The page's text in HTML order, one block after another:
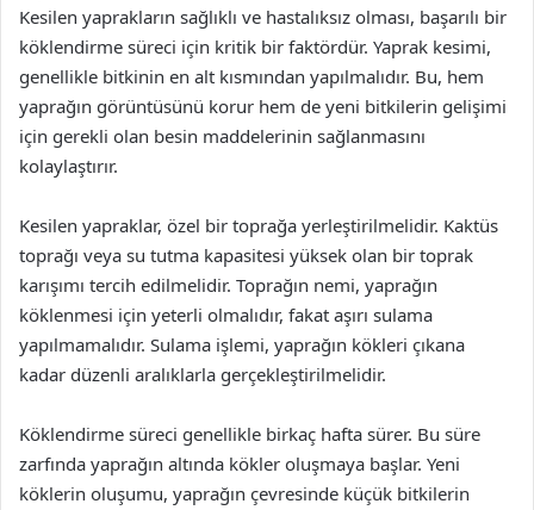
Kesilen yaprakların sağlıklı ve hastalıksız olması, başarılı bir
köklendirme süreci için kritik bir faktördür. Yaprak kesimi,
genellikle bitkinin en alt kısmından yapılmalıdır. Bu, hem
yaprağın görüntüsünü korur hem de yeni bitkilerin gelişimi
için gerekli olan besin maddelerinin sağlanmasını
kolaylaştırır.
Kesilen yapraklar, özel bir toprağa yerleştirilmelidir. Kaktüs
toprağı veya su tutma kapasitesi yüksek olan bir toprak
karışımı tercih edilmelidir. Toprağın nemi, yaprağın
köklenmesi için yeterli olmalıdır, fakat aşırı sulama
yapılmamalıdır. Sulama işlemi, yaprağın kökleri çıkana
kadar düzenli aralıklarla gerçekleştirilmelidir.
Köklendirme süreci genellikle birkaç hafta sürer. Bu süre
zarfında yaprağın altında kökler oluşmaya başlar. Yeni
köklerin oluşumu, yaprağın çevresinde küçük bitkilerin